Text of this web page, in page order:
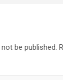
be published.